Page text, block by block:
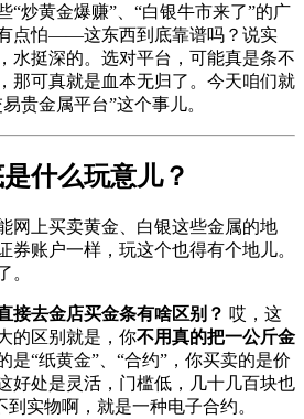
“炒黄金爆赚”、“白银牛市来了”的广
点怕——这东西到底靠谱吗？说实
水挺深的。选对平台，可能真是条不
那可真就是血本无归了。今天咱们就
贵金属平台”这个事儿。
什么玩意儿？
网上买卖黄金、白银这些金属的地
券账户一样，玩这个也得有个地儿。
。
接去金店买金条有啥区别？ 哎，这
的区别就是，你不用真的把一公斤金
是“纸黄金”、“合约”，你买卖的是价
好处是灵活，门槛低，几十几百块也
实物啊，就是一种电子合约。